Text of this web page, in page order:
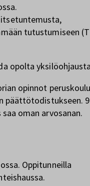
tutustumiseen
opolta
opinnot
päättötodistukseen.
oman arvosanan.
Oppitunneilla